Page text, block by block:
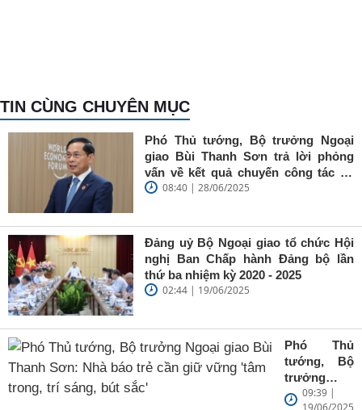
TIN CÙNG CHUYÊN MỤC
Phó Thủ tướng, Bộ trưởng Ngoại
giao Bùi Thanh Sơn trả lời phỏng
vấn về kết quả chuyến công tác tại
Trung Quốc của Thủ tướng Chính
08:40 | 28/06/2025
Đảng uỷ Bộ Ngoại giao tổ chức Hội
nghị Ban Chấp hành Đảng bộ lần
thứ ba nhiệm kỳ 2020 - 2025
02:44 | 19/06/2025
Phó Thủ
tướng, Bộ
trưởng
Ngoại giao
09:39 |
19/06/2025